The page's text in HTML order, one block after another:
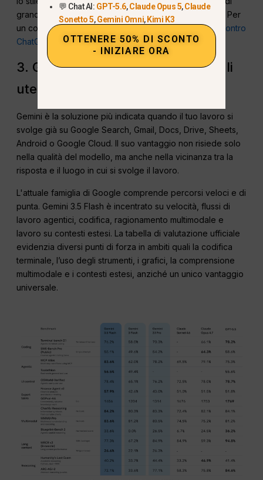
grandi dimensioni o il flusso di lavoro di Claude Code. Per
un confronto mirato, consulta il nostroGuida: Claude contro
ChatGPT
3. Google Gemini — L'ideale per gli
utenti di Google
Gemini è la soluzione più indicata quando il tuo lavoro si
svolge già su Google Search, Gmail, Docs, Drive, Sheets,
Android o Google Cloud. Il suo vantaggio non risiede solo
nella qualità del modello, ma anche nella vicinanza tra la
risposta e il luogo in cui si svolge il lavoro.
L'attuale famiglia di Google comprende percorsi veloci e di
punta. Gemini 3.5 Flash è incentrato su velocità, flussi di
lavoro agentici, codifica, ragionamento multimodale e
lavoro su contesti estesi. La tabella di valutazione ufficiale
evidenzia diversi punti di forza in ambiti quali la codifica
terminale, l’uso degli strumenti, i grafici, la comprensione
multimodale e i contesti estesi, anziché un unico vantaggio
universale.
💬 Chat AI: GPT-5.6,Claude Opus 5,Claude
Sonetto 5,Gemini Omni, Kimi K3
OTTENERE 50% DI SCONTO
- INIZIARE ORA